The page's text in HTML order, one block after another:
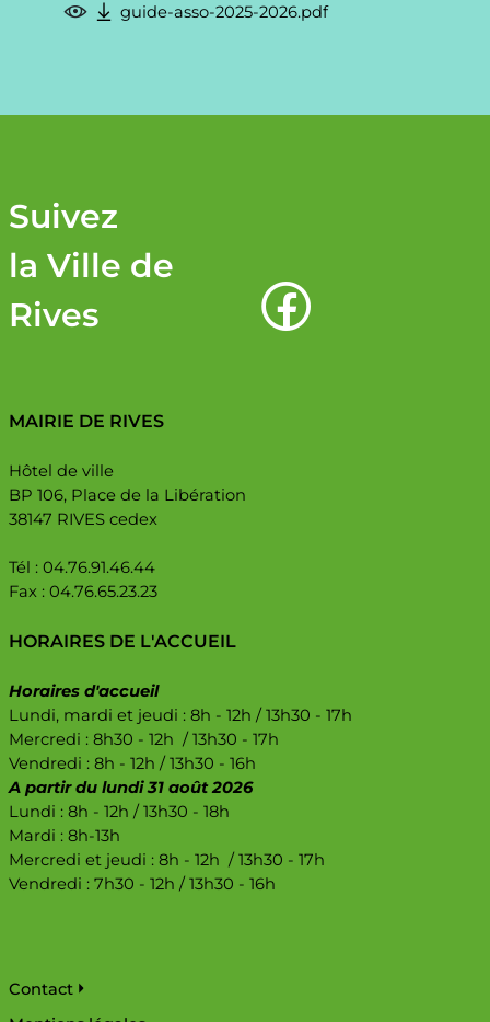
guide-asso-2025-2026.pdf
Suivez
la Ville de
Rives
Pied de page
Contact
MAIRIE DE RIVES
Hôtel de ville
BP 106, Place de la Libération
38147 RIVES cedex
Tél : 04.76.91.46.44
Fax : 04.76.65.23.23
HORAIRES DE L'ACCUEIL
Horaires d'accueil
Lundi, mardi et jeudi : 8h - 12h / 13h30 - 17h
Mercredi : 8h30 - 12h / 13h30 - 17h
Vendredi : 8h - 12h / 13h30 - 16h
A partir du lundi 31 août 2026
Lundi : 8h - 12h / 13h30 - 18h
Mardi : 8h-13h
Mercredi et jeudi : 8h - 12h / 13h30 - 17h
Vendredi : 7h30 - 12h / 13h30 - 16h